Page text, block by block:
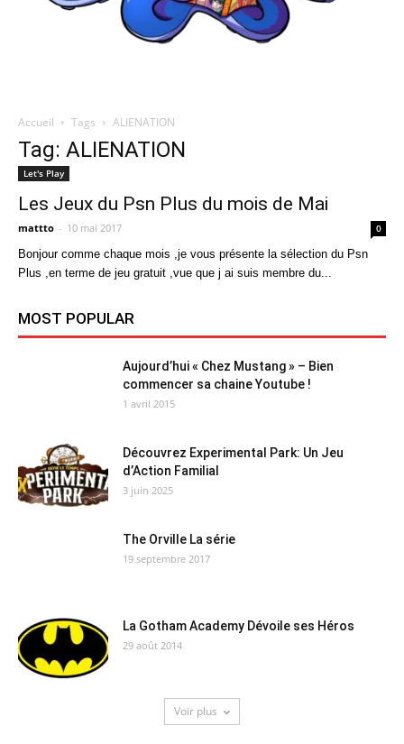
Accueil Tags ALIENATION
Tag: ALIENATION
Let's Play
Les Jeux du Psn Plus du mois de Mai
mattto - 10 mai 2017 0
Bonjour comme chaque mois ,je vous présente la sélection du Psn
Plus ,en terme de jeu gratuit ,vue que j ai suis membre du...
MOST POPULAR
Aujourd’hui « Chez Mustang » – Bien
commencer sa chaine Youtube !
1 avril 2015
Découvrez Experimental Park: Un Jeu
d’Action Familial
3 juin 2025
The Orville La série
19 septembre 2017
La Gotham Academy Dévoile ses Héros
29 août 2014
Voir plus